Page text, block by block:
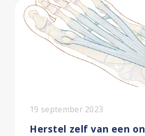
19 september 2023
Herstel zelf van een